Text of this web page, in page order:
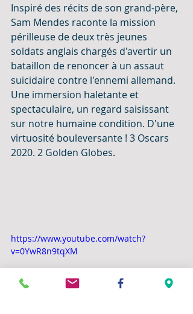
Inspiré des récits de son grand-père,
Sam Mendes raconte la mission
périlleuse de deux très jeunes
soldats anglais chargés d'avertir un
bataillon de renoncer à un assaut
suicidaire contre l'ennemi allemand.
Une immersion haletante et
spectaculaire, un regard saisissant
sur notre humaine condition. D'une
virtuosité bouleversante ! 3 Oscars
2020. 2 Golden Globes.
https://www.youtube.com/watch?
v=0YwR8n9tqXM